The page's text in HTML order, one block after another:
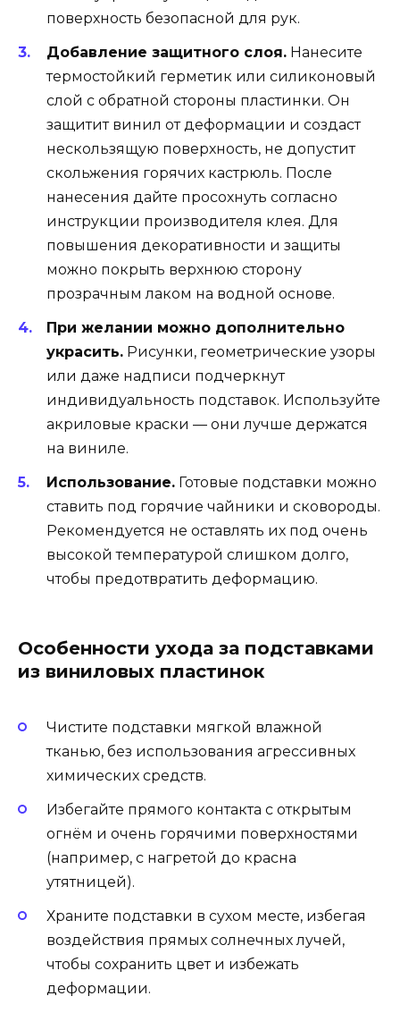
поверхность безопасной для рук.
Добавление защитного слоя. Нанесите
термостойкий герметик или силиконовый
слой с обратной стороны пластинки. Он
защитит винил от деформации и создаст
нескользящую поверхность, не допустит
скольжения горячих кастрюль. После
нанесения дайте просохнуть согласно
инструкции производителя клея. Для
повышения декоративности и защиты
можно покрыть верхнюю сторону
прозрачным лаком на водной основе.
При желании можно дополнительно
украсить. Рисунки, геометрические узоры
или даже надписи подчеркнут
индивидуальность подставок. Используйте
акриловые краски — они лучше держатся
на виниле.
Использование. Готовые подставки можно
ставить под горячие чайники и сковороды.
Рекомендуется не оставлять их под очень
высокой температурой слишком долго,
чтобы предотвратить деформацию.
Особенности ухода за подставками
из виниловых пластинок
Чистите подставки мягкой влажной
тканью, без использования агрессивных
химических средств.
Избегайте прямого контакта с открытым
огнём и очень горячими поверхностями
(например, с нагретой до красна
утятницей).
Храните подставки в сухом месте, избегая
воздействия прямых солнечных лучей,
чтобы сохранить цвет и избежать
деформации.